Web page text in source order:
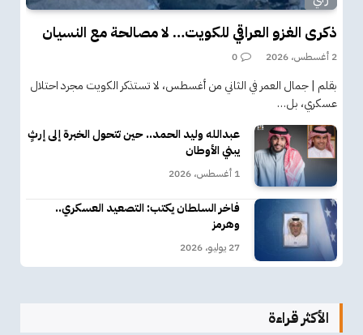
ذكرى الغزو العراقي للكويت… لا مصالحة مع النسيان
2 أغسطس، 2026 0
بقلم | جمال العمر في الثاني من أغسطس، لا تستذكر الكويت مجرد احتلال
عسكري، بل…
عبدالله وليد الحمد.. حين تتحول الخبرة إلى إرثٍ
يبني الأوطان
1 أغسطس، 2026
فاخر السلطان يكتب: التصعيد العسكري..
وهرمز
27 يوليو، 2026
الأكثر قراءة